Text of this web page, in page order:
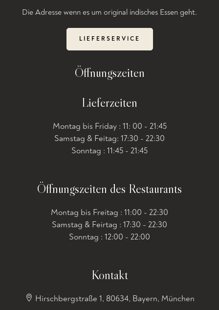
Die Adresse wenn es um original indisches Essen geht.
LIEFERSERVICE
Öffnungszeiten
Lieferzeiten
Montag bis Friday : 11: 00 - 21:45
Samstag & Feitag: 17:30 - 22:30
Sonntag : 11:45 - 21:45
Öffnungszeiten des Restaurants
Montag bis Freitag : 11:00 - 22:30
Samstag & Feirtag : 17:30 - 22:30
Sonntag : 12:00 - 22:00
Kontakt
Hirschbergstraße 1, 80634, Bayern, München